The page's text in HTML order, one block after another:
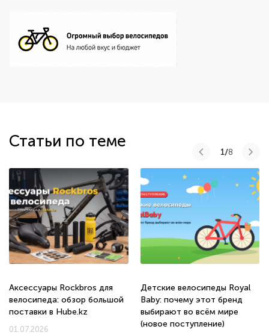
Статьи по теме
Аксессуары Rockbros для
велосипеда: обзор большой
поставки в Hube.kz
01.07.2026
Детские велосипеды Royal
Baby: почему этот бренд
выбирают во всём мире
(новое поступление)
1/8